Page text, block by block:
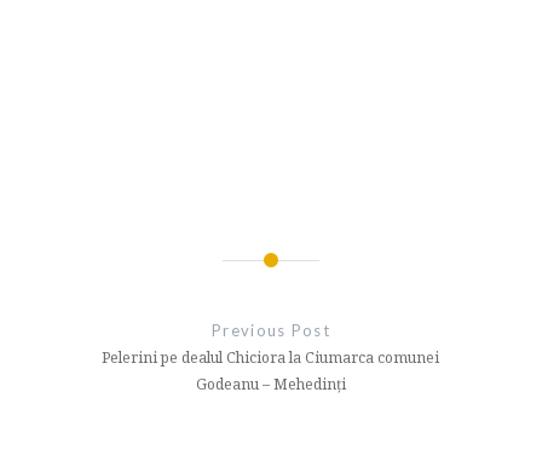
articole
Previous Post
Pelerini pe dealul Chiciora la Ciumarca comunei
Godeanu – Mehedinți